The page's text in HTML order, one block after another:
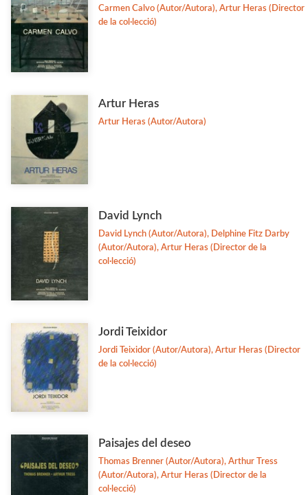
Estudis Literaris
Etnologia
Filologia
Flora i Fauna
Veure-les totes... (11)
Carmen Calvo (Autor/Autora), Artur Heras (Director
de la col·lecció)
Artur Heras
Artur Heras (Autor/Autora)
David Lynch
David Lynch (Autor/Autora), Delphine Fitz Darby
(Autor/Autora), Artur Heras (Director de la
col·lecció)
Jordi Teixidor
Jordi Teixidor (Autor/Autora), Artur Heras (Director
de la col·lecció)
Paisajes del deseo
Thomas Brenner (Autor/Autora), Arthur Tress
(Autor/Autora), Artur Heras (Director de la
col·lecció)